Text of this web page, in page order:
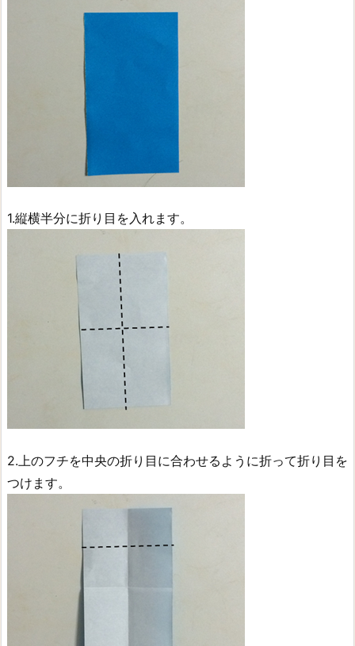
1.縦横半分に折り目を入れます。
2.上のフチを中央の折り目に合わせるように折って折り目を
つけます。